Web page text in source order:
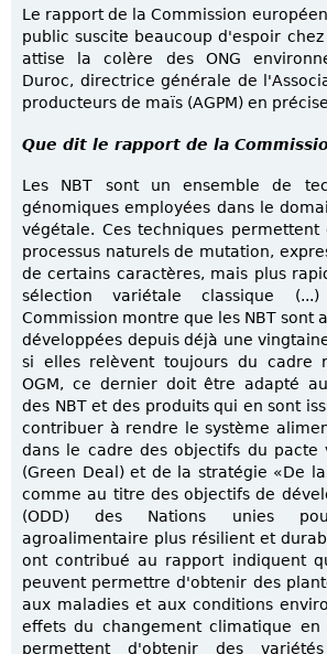
Le rapport de la Commission
public suscite beaucoup d'espoir
attise la colère des ONG
Duroc, directrice générale de
producteurs de maïs (AGPM) en
Que dit le rapport de la
Les NBT sont un ensemble de
génomiques employées dans le
végétale. Ces techniques
processus naturels de mutation,
de certains caractères, mais plus
sélection variétale classique
Commission montre que les NBT sont
développées depuis déjà une
si elles relèvent toujours du cadre
OGM, ce dernier doit être adapté
des NBT et des produits qui en sont
contribuer à rendre le système
dans le cadre des objectifs du pacte
(Green Deal) et de la stratégie «De
comme au titre des objectifs de
(ODD) des Nations unies
agroalimentaire plus résilient et
ont contribué au rapport indiquent
peuvent permettre d'obtenir des
aux maladies et aux conditions
effets du changement climatique
permettent d'obtenir des